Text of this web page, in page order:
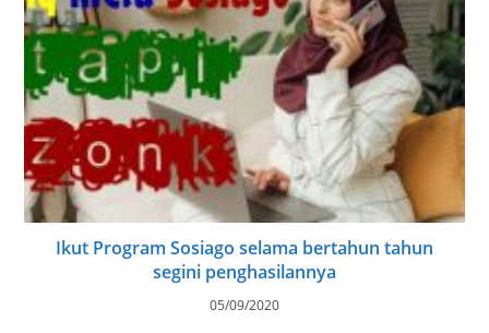
Ikut Program Sosiago selama bertahun tahun
segini penghasilannya
05/09/2020